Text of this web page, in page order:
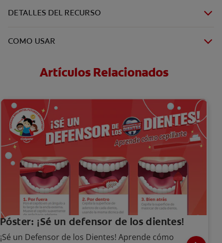
DETALLES DEL RECURSO
COMO USAR
Artículos Relacionados
Póster: ¡Sé un defensor de los dientes!
¡Sé un Defensor de los Dientes! Aprende cómo